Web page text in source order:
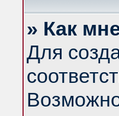
» Как
Для